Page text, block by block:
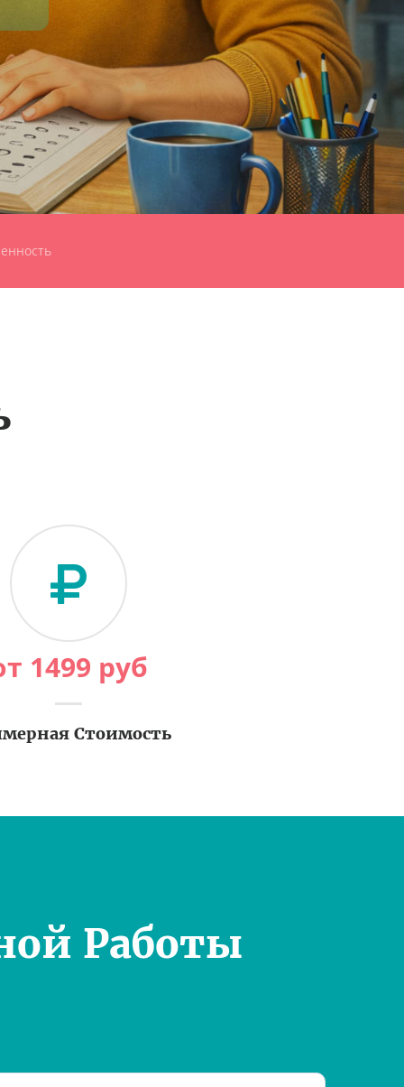
1499 руб
Стоимость
Работы